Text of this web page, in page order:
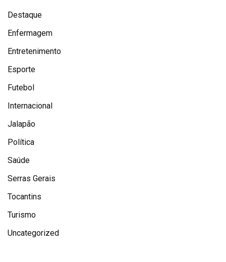
Destaque
Enfermagem
Entretenimento
Esporte
Futebol
Internacional
Jalapão
Política
Saúde
Serras Gerais
Tocantins
Turismo
Uncategorized